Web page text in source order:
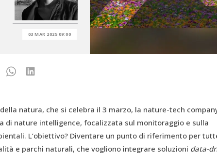
03 MAR 2025 09:00
natura, che si celebra il 3 marzo, la nature-tech
di nature intelligence, focalizzata sul monitoraggio e sulla
L’obiettivo? Diventare un punto di riferimento per
e parchi naturali, che vogliono integrare soluzioni data-